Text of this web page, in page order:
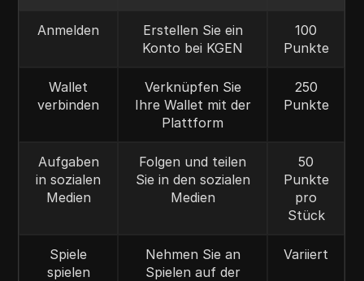
Anmelden
Erstellen Sie ein
Konto bei KGEN
100
Punkte
Wallet
verbinden
Verknüpfen Sie
Ihre Wallet mit der
Plattform
250
Punkte
Aufgaben
in sozialen
Medien
Folgen und teilen
Sie in den sozialen
Medien
50
Punkte
pro
Stück
Spiele
spielen
Nehmen Sie an
Spielen auf der
Variiert